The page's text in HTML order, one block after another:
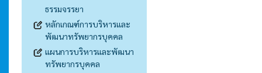
ธรรมจรรยา
หลักเกณฑ์การบริหารและ
พัฒนาทรัพยากรบุคคล
แผนการบริหารและพัฒนา
ทรัพยากรบุคคล